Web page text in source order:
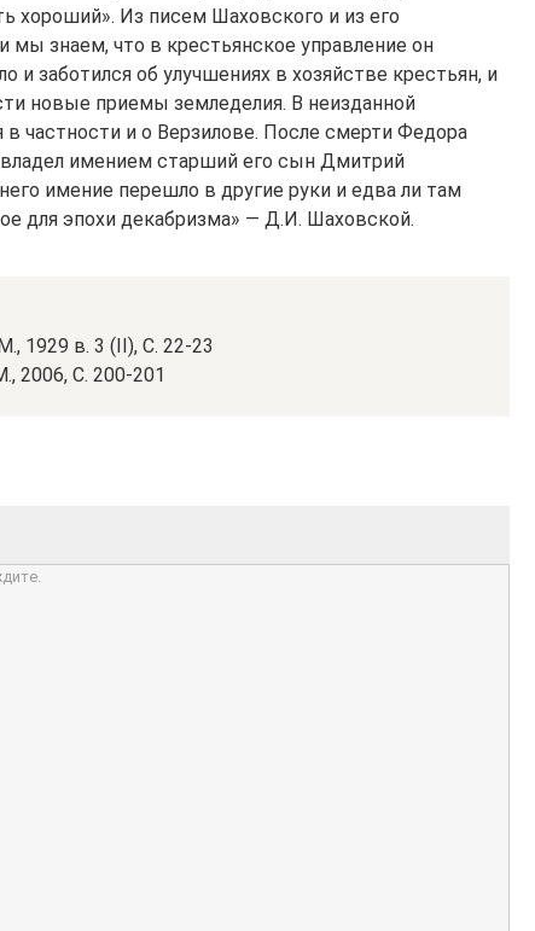
хороший». Из писем Шаховского и из его
мы знаем, что в крестьянское управление он
и заботился об улучшениях в хозяйстве крестьян, и
новые приемы земледелия. В неизданной
частности и о Верзилове. После смерти Федора
имением старший его сын Дмитрий
имение перешло в другие руки и едва ли там
для эпохи декабризма» — Д.И. Шаховской.
1929 в. 3 (II), С. 22-23
2006, С. 200-201